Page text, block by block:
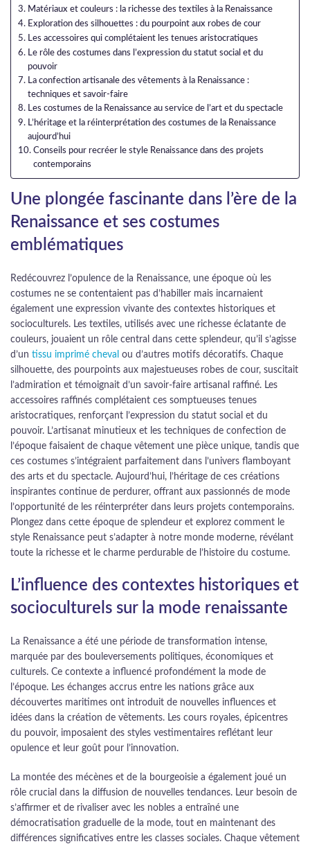
Matériaux et couleurs : la richesse des textiles à la Renaissance
Exploration des silhouettes : du pourpoint aux robes de cour
Les accessoires qui complétaient les tenues aristocratiques
Le rôle des costumes dans l’expression du statut social et du
pouvoir
La confection artisanale des vêtements à la Renaissance :
techniques et savoir-faire
Les costumes de la Renaissance au service de l’art et du spectacle
L’héritage et la réinterprétation des costumes de la Renaissance
aujourd’hui
Conseils pour recréer le style Renaissance dans des projets
contemporains
Une plongée fascinante dans l’ère de la
Renaissance et ses costumes
emblématiques
Redécouvrez l’opulence de la Renaissance, une époque où les
costumes ne se contentaient pas d’habiller mais incarnaient
également une expression vivante des contextes historiques et
socioculturels. Les textiles, utilisés avec une richesse éclatante de
couleurs, jouaient un rôle central dans cette splendeur, qu’il s’agisse
d’un tissu imprimé cheval ou d’autres motifs décoratifs. Chaque
silhouette, des pourpoints aux majestueuses robes de cour, suscitait
l’admiration et témoignait d’un savoir-faire artisanal raffiné. Les
accessoires raffinés complétaient ces somptueuses tenues
aristocratiques, renforçant l’expression du statut social et du
pouvoir. L’artisanat minutieux et les techniques de confection de
l’époque faisaient de chaque vêtement une pièce unique, tandis que
ces costumes s’intégraient parfaitement dans l’univers flamboyant
des arts et du spectacle. Aujourd’hui, l’héritage de ces créations
inspirantes continue de perdurer, offrant aux passionnés de mode
l’opportunité de les réinterpréter dans leurs projets contemporains.
Plongez dans cette époque de splendeur et explorez comment le
style Renaissance peut s’adapter à notre monde moderne, révélant
toute la richesse et le charme perdurable de l’histoire du costume.
L’influence des contextes historiques et
socioculturels sur la mode renaissante
La Renaissance a été une période de transformation intense,
marquée par des bouleversements politiques, économiques et
culturels. Ce contexte a influencé profondément la mode de
l’époque. Les échanges accrus entre les nations grâce aux
découvertes maritimes ont introduit de nouvelles influences et
idées dans la création de vêtements. Les cours royales, épicentres
du pouvoir, imposaient des styles vestimentaires reflétant leur
opulence et leur goût pour l’innovation.
La montée des mécènes et de la bourgeoisie a également joué un
rôle crucial dans la diffusion de nouvelles tendances. Leur besoin de
s’affirmer et de rivaliser avec les nobles a entraîné une
démocratisation graduelle de la mode, tout en maintenant des
différences significatives entre les classes sociales. Chaque vêtement